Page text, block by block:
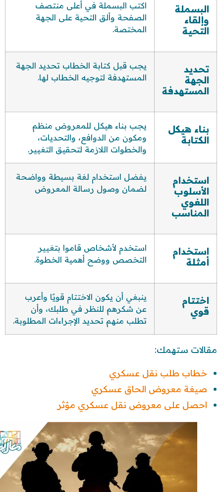
البسملة
وإلقاء
التحية
اكتب البسملة في أعلى منتصف
الصفحة وألق التحية على الجهة
المختصة.
تحديد
الجهة
المستهدفة
يجب قبل كتابة الخطاب تحديد الجهة
المستهدفة لتوجيه الخطاب لها.
بناء هيكل
الكتابة
يجب بناء هيكل للمعروض منظم
ومكون من الدوافع، والتحديات،
والخطوات اللازمة لتحقيق التغيير.
استخدام
الأسلوب
اللغوي
المناسب
يفضل استخدام لغة بسيطة وواضحة
لضمان وصول رسالة المعروض
استخدام
أمثلة
استخدم لأشخاص قاموا بتغيير
التخصص ووضح أهمية الخطوة.
اختتام
قوي
ينبغي أن يكون الاختتام قويًا وأعرب
عن شكرهم للنظر في طلبك، وأن
تطلب منهم تحديد الإجراءات المطلوبة.
مقالات ستهمك:
خطاب طلب نقل عسكري
صيغة معروض الحاق عسكري
احصل على معروض نقل عسكري مؤثر